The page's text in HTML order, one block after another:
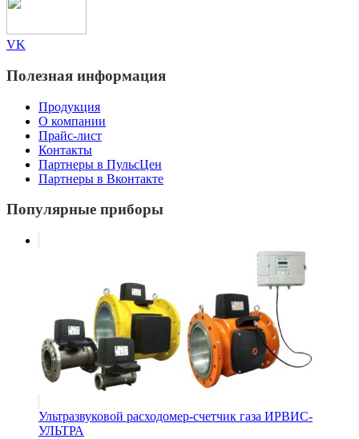
VK
Полезная информация
Продукция
О компании
Прайс-лист
Контакты
Партнеры в ПульсЦен
Партнеры в Вконтакте
Популярные приборы
Ультразвуковой расходомер-счетчик газа ИРВИС-
УЛЬТРА